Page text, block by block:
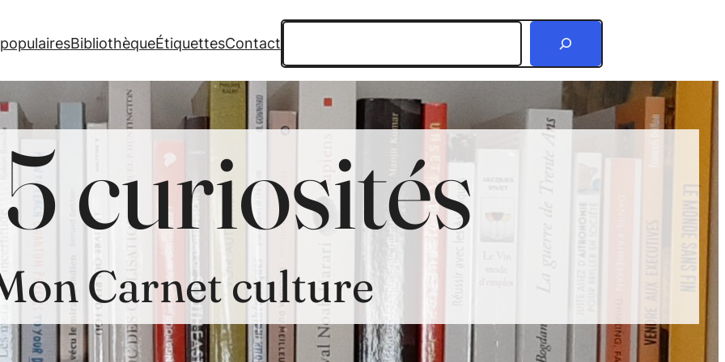
BibliothèqueÉtiquettesContact
curiosités
Carnet culture